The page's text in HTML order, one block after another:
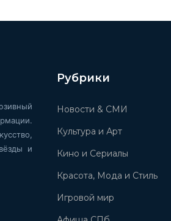
и
Рубрики
Новости & СМИ
Культура и Арт
Кино и Сериалы
Красота, Мода и Стиль
Игровой мир